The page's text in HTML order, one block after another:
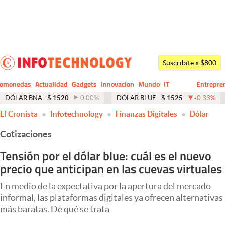
Dólar
Economía y Política
Finanzas y Mercados
Mercados Online
Negocios
Columnistas
Otras secciones
Apertura
Suscribite x $800
Actualidad Gadgets Innovacion Mundo
CIO
IT
Business
DÓLAR BNA $ 1520 0.00% DÓLAR BLUE $ 1525 -0.33%
El Cronista Infotechnology Finanzas Digitales Dólar
Cotizaciones
Tensión por el dólar blue: cuál es el nuevo
precio que anticipan en las cuevas virtuales
En medio de la expectativa por la apertura del mercado
informal, las plataformas digitales ya ofrecen alternativas
más baratas. De qué se trata